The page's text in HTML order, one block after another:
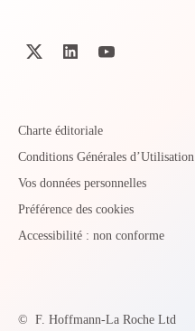
Charte éditoriale
Conditions Générales d’Utilisation
Vos données personnelles
Préférence des cookies
Accessibilité : non conforme
© F. Hoffmann-La Roche Ltd